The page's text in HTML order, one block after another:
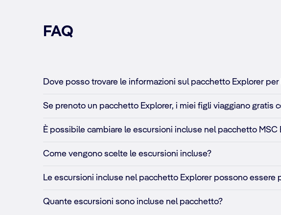
FAQ
Dove posso trovare le informazioni sul pacchetto Explorer
Se prenoto un pacchetto Explorer, i miei figli viaggiano gratis
È possibile cambiare le escursioni incluse nel pacchetto MSC
Come vengono scelte le escursioni incluse?
Le escursioni incluse nel pacchetto Explorer possono essere
Quante escursioni sono incluse nel pacchetto?